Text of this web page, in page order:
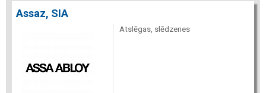
Assaz, SIA
Atslēgas, slēdzenes